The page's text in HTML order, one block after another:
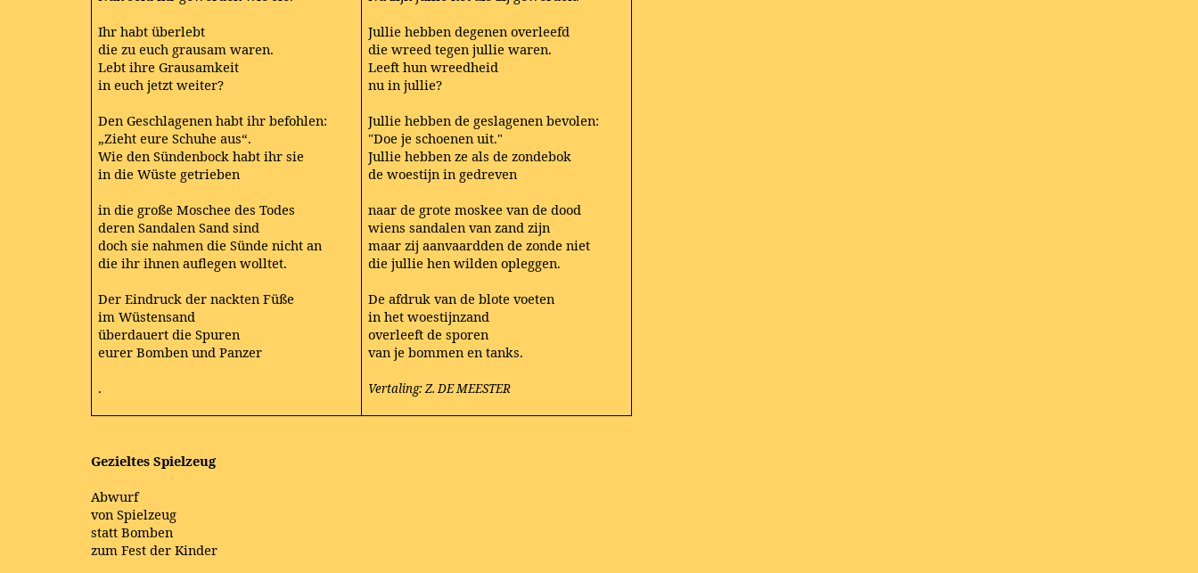
Ihr habt überlebt
die zu euch grausam waren.
Lebt ihre Grausamkeit
in euch jetzt weiter?
Den Geschlagenen habt ihr befohlen:
„Zieht eure Schuhe aus“.
Wie den Sündenbock habt ihr sie
in die Wüste getrieben
in die große Moschee des Todes
deren Sandalen Sand sind
doch sie nahmen die Sünde nicht an
die ihr ihnen auflegen wolltet.
Der Eindruck der nackten Füße
im Wüstensand
überdauert die Spuren
eurer Bomben und Panzer
.
Jullie hebben degenen overleefd
die wreed tegen jullie waren.
Leeft hun wreedheid
nu in jullie?
Jullie hebben de geslagenen bevolen:
"Doe je schoenen uit."
Jullie hebben ze als de zondebok
de woestijn in gedreven
naar de grote moskee van de dood
wiens sandalen van zand zijn
maar zij aanvaardden de zonde niet
die jullie hen wilden opleggen.
De afdruk van de blote voeten
in het woestijnzand
overleeft de sporen
van je bommen en tanks.
Vertaling: Z. DE MEESTER
Gezieltes Spielzeug
Abwurf
von Spielzeug
statt Bomben
zum Fest der Kinder